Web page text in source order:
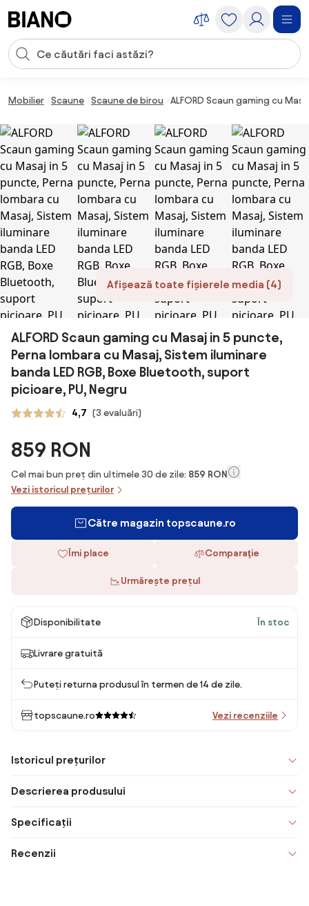
Introducerea căutării
Mobilier Scaune Scaune de birou ALFORD Scaun gaming cu
Afișează toate fișierele media (4)
ALFORD Scaun gaming cu Masaj in 5 puncte,
Perna lombara cu Masaj, Sistem iluminare
banda LED RGB, Boxe Bluetooth, suport
picioare, PU, Negru
4,7 (3 evaluări)
859 RON
Cel mai bun preț din ultimele 30 de zile: 859 RON
Vezi istoricul prețurilor
Către magazin topscaune.ro
Îmi place Comparaţie
Urmărește prețul
Disponibilitate În stoc
Livrare gratuită
Puteți returna produsul în termen de 14 de zile.
topscaune.ro Vezi recenziile
Istoricul prețurilor
Descrierea produsului
Specificații
Recenzii